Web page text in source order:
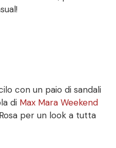
con un paio di sandali
di Max Mara Weekend
per un look a tutta